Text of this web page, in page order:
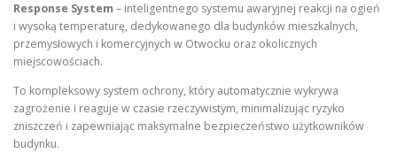
Response System – inteligentnego systemu awaryjnej reakcji na ogień
i wysoką temperaturę, dedykowanego dla budynków mieszkalnych,
przemysłowych i komercyjnych w Otwocku oraz okolicznych
miejscowościach.
To kompleksowy system ochrony, który automatycznie wykrywa
zagrożenie i reaguje w czasie rzeczywistym, minimalizując ryzyko
zniszczeń i zapewniając maksymalne bezpieczeństwo użytkowników
budynku.